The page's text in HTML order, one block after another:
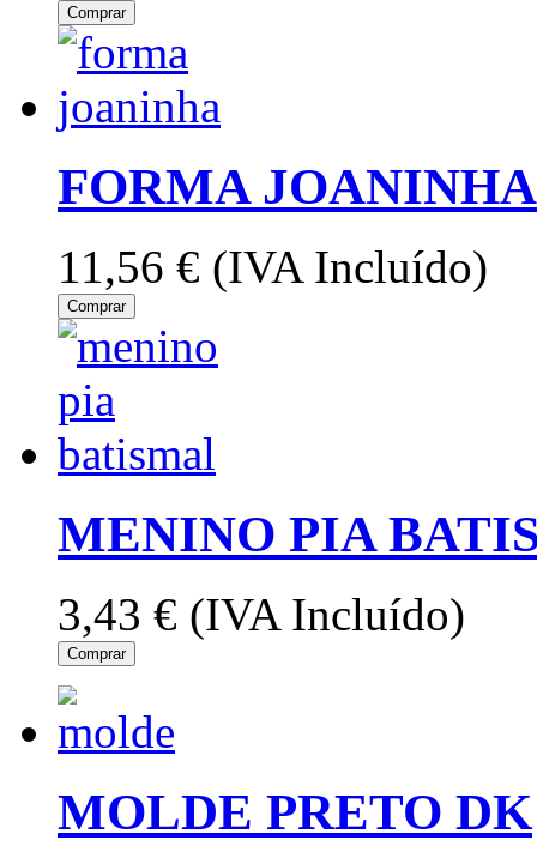
Comprar
FORMA
11,56 € (IVA Incluído)
Comprar
MENINO PIA
3,43 € (IVA Incluído)
Comprar
MOLDE PRETO DK